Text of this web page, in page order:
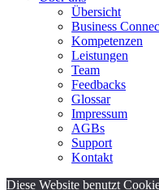
Übersicht
Business
Kompetenzen
Leistungen
Team
Feedbacks
Glossar
Impressum
AGBs
Support
Kontakt
Diese Website benutzt